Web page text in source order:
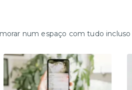
num espaço com tudo incluso